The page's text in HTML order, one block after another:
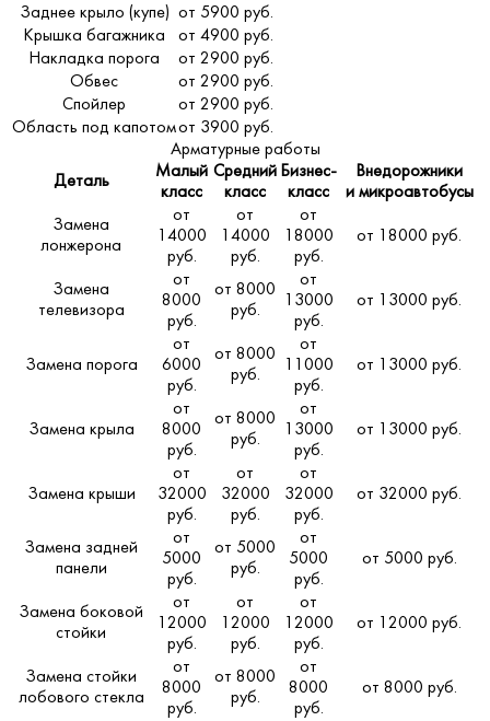
Заднее крыло (купе) от 5900 руб.
Крышка багажника
от 4900 руб.
Накладка порога
от 2900 руб.
Обвес
от 2900 руб.
Спойлер
от 2900 руб.
Область под капотомот 3900 руб.
Арматурные работы
Деталь
Малый
класс
Средний
класс
Бизнес-
класс
Внедорожники
и микроавтобусы
Замена
лонжерона
от
14000
руб.
от
14000
руб.
от
18000
руб.
от 18000 руб.
Замена
телевизора
от
8000
руб.
от 8000
руб.
от
13000
руб.
от 13000 руб.
Замена порога
от
6000
руб.
от 8000
руб.
от
11000
руб.
от 13000 руб.
Замена крыла
от
8000
руб.
от 8000
руб.
от
13000
руб.
от 13000 руб.
Замена крыши
от
32000
руб.
от
32000
руб.
от
32000
руб.
от 32000 руб.
Замена задней
панели
от
5000
руб.
от 5000
руб.
от
5000
руб.
от 5000 руб.
Замена боковой
стойки
от
12000
руб.
от
12000
руб.
от
12000
руб.
от 12000 руб.
Замена стойки
лобового стекла
от
8000
руб.
от 8000
руб.
от
8000
руб.
от 8000 руб.